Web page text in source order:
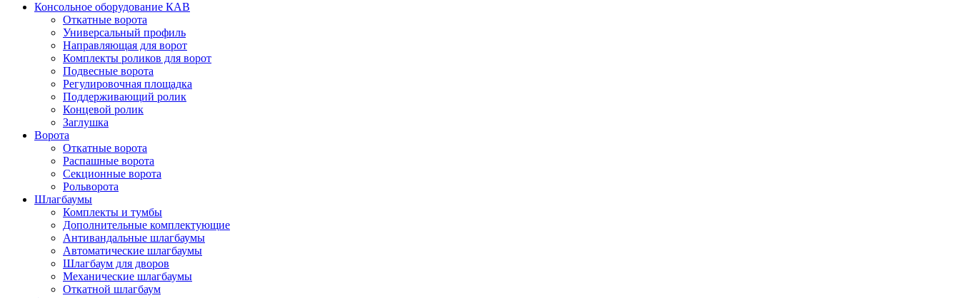
Консольное оборудование КАВ
Откатные ворота
Универсальный профиль
Направляющая для ворот
Комплекты роликов для ворот
Подвесные ворота
Регулировочная площадка
Поддерживающий ролик
Концевой ролик
Заглушка
Ворота
Откатные ворота
Распашные ворота
Секционные ворота
Рольворота
Шлагбаумы
Комплекты и тумбы
Дополнительные комплектующие
Антивандальные шлагбаумы
Автоматические шлагбаумы
Шлагбаум для дворов
Механические шлагбаумы
Откатной шлагбаум